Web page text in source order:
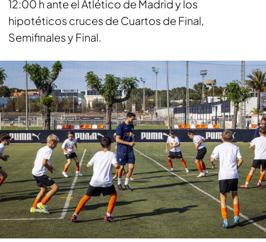
12:00 h ante el Atlético de Madrid y los
hipotéticos cruces de Cuartos de Final,
Semifinales y Final.